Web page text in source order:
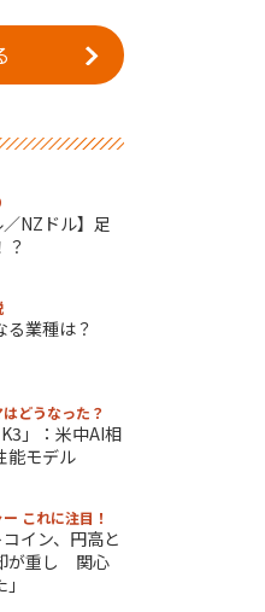
NZドル】足
？
る業種は？
どうなった？
」：米中AI相
能モデル
これに注目！
イン、円高と
が重し 関心